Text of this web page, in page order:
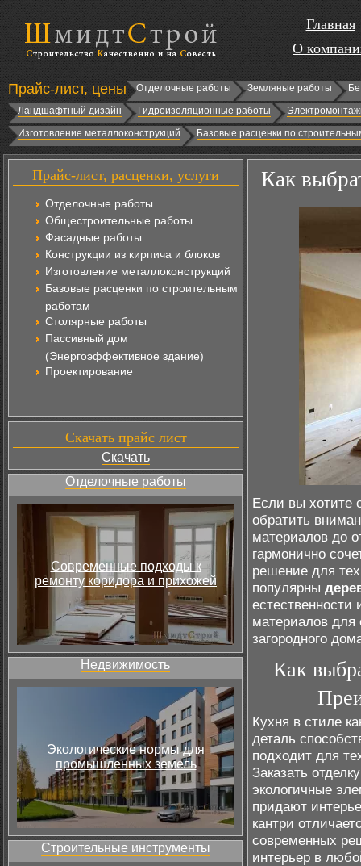
Главная
О
Прайс-лист, цены Отделочные работы Земляные работы
Ландшафтный дизайн
Гидроизоляционные работы
Изготовление металлоконструкций
Базовые расценки по
Прайс-лист, расценки, услуги
Отделочные работы
Общестроительные работы
Фасадные работы
Конструкции из кирпича и блоков
Изготовление металлоконструкций
Базовые расценки по строительным
работам
Столярные работы
Пассивный дом
(Энергоэффективное здание)
Проектирование
Скачать прайс лист
Скачать
Отделочные работы
Современные подходы к
ремонту коридора и прихожей
Недвижимость
Экологические нормы для
промышленных земель
Строительные инструменты
Как
Если вы хотите
обратить
материалов до
гармонично
решение для
популярны
материалов для
загородного
Как
Кухня в стиле
деталь
подходит для
Заказать
экологичные
придают
кантри
современных
интерьер в